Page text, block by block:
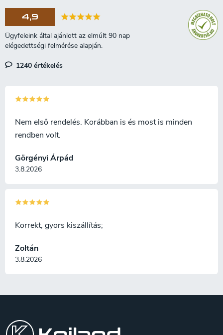
készült. Élezés előtt ajánlott a
követ legalább 10 percre vízbe
élezéshez alkalmas, olajjal vagy
4,9
1240 értékelés
Görgényi Árpád
3.8.2026
Nem első rendelés. Korábban is és most is minden
rendben volt.
Zoltán
3.8.2026
Korrekt, gyors kiszállítás;